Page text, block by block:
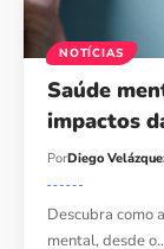
NOTÍCIAS
Saúde
impactos
PorDiego
Descubra como
mental, desde